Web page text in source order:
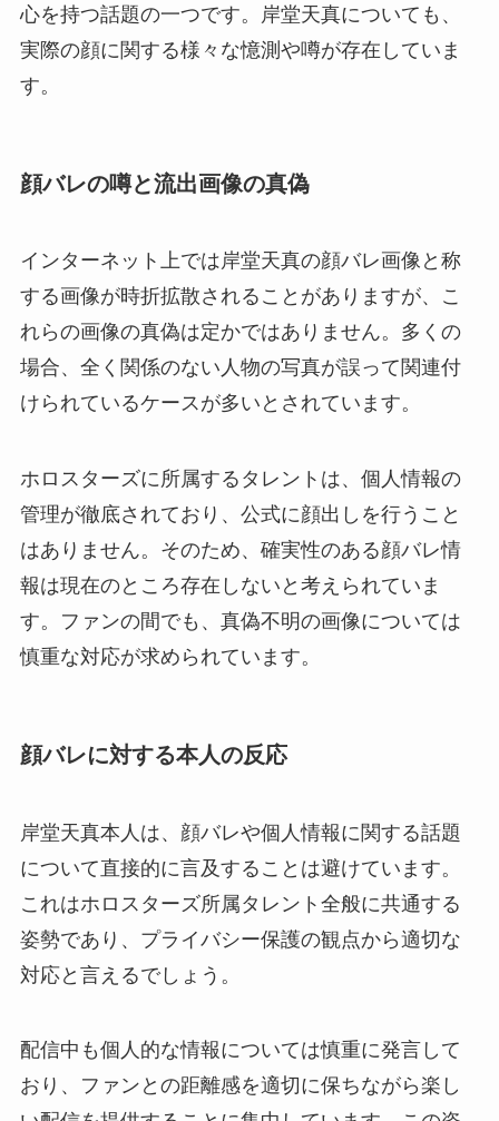
心を持つ話題の一つです。岸堂天真についても、
実際の顔に関する様々な憶測や噂が存在していま
す。
顔バレの噂と流出画像の真偽
インターネット上では岸堂天真の顔バレ画像と称
する画像が時折拡散されることがありますが、こ
れらの画像の真偽は定かではありません。多くの
場合、全く関係のない人物の写真が誤って関連付
けられているケースが多いとされています。
ホロスターズに所属するタレントは、個人情報の
管理が徹底されており、公式に顔出しを行うこと
はありません。そのため、確実性のある顔バレ情
報は現在のところ存在しないと考えられていま
す。ファンの間でも、真偽不明の画像については
慎重な対応が求められています。
顔バレに対する本人の反応
岸堂天真本人は、顔バレや個人情報に関する話題
について直接的に言及することは避けています。
これはホロスターズ所属タレント全般に共通する
姿勢であり、プライバシー保護の観点から適切な
対応と言えるでしょう。
配信中も個人的な情報については慎重に発言して
おり、ファンとの距離感を適切に保ちながら楽し